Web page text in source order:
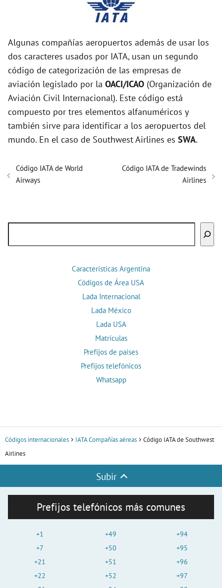
Algunas compañías aeropuertos además de usar los
dos caracteres usados por IATA, usan un segundo
código de categorización de las empresas de
aviación legislado por la OACI/ICAO (Organización de
Aviación Civil Internacional). Este código está
compuesto por tres elementos alfanuméricos y
también sirve para identificar a los aeropuertos del
mundo. En el caso de Southwest Airlines es SWA.
Código IATA de World
Airways
Código IATA de Tradewinds
Airlines
Características Argentina
Códigos de Área USA
Lada Internacional
Lada México
Lada USA
Matrículas
Prefijos de países
Prefijos telefónicos
Whatsapp
Códigos internacionales IATA Compañías aéreas
Código IATA de Southwest
Airlines
Subir
Prefijos telefónicos más comunes
+1
+7
+21
+22
+49
+50
+51
+52
+94
+95
+96
+97